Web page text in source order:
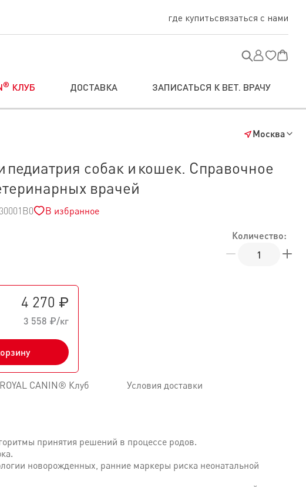
где купитьсвязаться с нами
® КЛУБ ДОСТАВКА ЗАПИСАТЬСЯ К ВЕТ. ВРАЧУ
Москва
педиатрия собак и кошек. Справочное
врачей
В избранное
Количество:
4 270 ₽
3 558 ₽/кг
ROYAL CANIN® Клуб Условия доставки
принятия решений в процессе родов.
новорожденных, ранние маркеры риска неонатальной